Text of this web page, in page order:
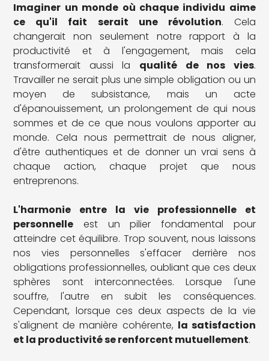
Imaginer un monde où chaque individu aime
ce qu'il fait
serait une révolution. Cela
changerait non seulement notre rapport à la
productivité et à l'engagement, mais cela
transformerait aussi la qualité de nos vies.
Travailler ne serait plus une simple obligation ou un
moyen de subsistance, mais un acte
d'épanouissement, un prolongement de qui nous
sommes et de ce que nous voulons apporter au
monde. Cela nous permettrait de nous aligner,
d'être authentiques et de donner un vrai sens à
chaque action, chaque projet que nous
entreprenons.
L'harmonie entre la vie professionnelle et
personnelle est un pilier fondamental pour
atteindre cet équilibre. Trop souvent, nous laissons
nos vies personnelles s'effacer derrière nos
obligations professionnelles, oubliant que ces deux
sphères sont interconnectées. Lorsque l'une
souffre, l'autre en subit les conséquences.
Cependant, lorsque ces deux aspects de la vie
s'alignent de manière cohérente, la satisfaction
et la productivité se renforcent mutuellement.